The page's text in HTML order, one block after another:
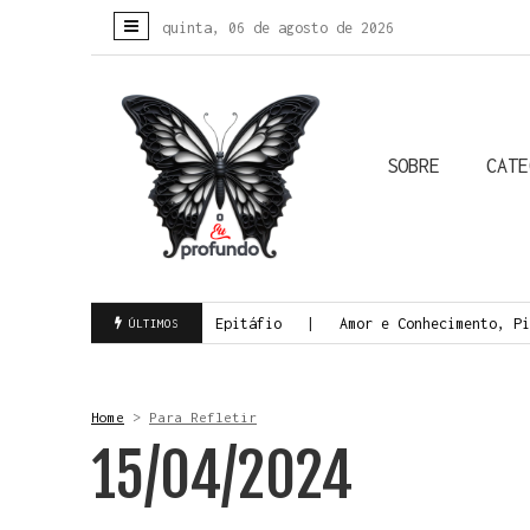
quinta, 06 de agosto de 2026
SOBRE
ÚLTIMOS
Morte Consciente Epitáfio Amor e Conhecimento,
Home > Para Refletir
15/04/2024